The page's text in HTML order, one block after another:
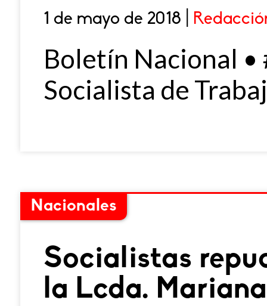
1 de mayo de 2018 |
Boletín Nacional
Socialista de
Nacionales
Socialistas
la Lcda.